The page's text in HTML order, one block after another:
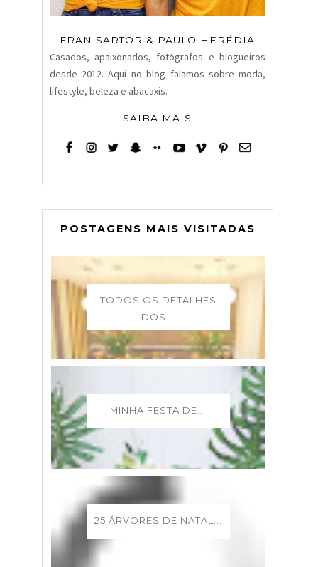
FRAN SARTOR & PAULO HERÉDIA
Casados, apaixonados, fotógrafos e blogueiros
desde 2012. Aqui no blog falamos sobre moda,
lifestyle, beleza e abacaxis.
SAIBA MAIS
POSTAGENS MAIS VISITADAS
TODOS OS DETALHES
DOS...
MINHA FESTA DE...
25 ÁRVORES DE NATAL...